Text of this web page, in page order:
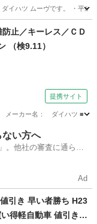
イハツ ムーヴです。 ・平
止／キーレス／ＣＤ
（検9.11）
提携サイト
ーカー名： ダイハツ ■
ない方へ
。他社の審査に通らな
Ad
引き 早い者勝ち H23
得軽自動車 値引き不